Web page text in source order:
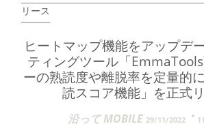
リース
ヒートマップ機能をアップデ
ティングツール「
ーの熟読度や離脱率を定量的
読スコア機能」を正式
沿って MOBILE 29/11/2022